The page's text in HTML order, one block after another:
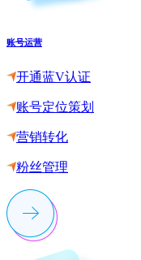
账号运营
开通蓝V认证
账号定位策划
营销转化
粉丝管理